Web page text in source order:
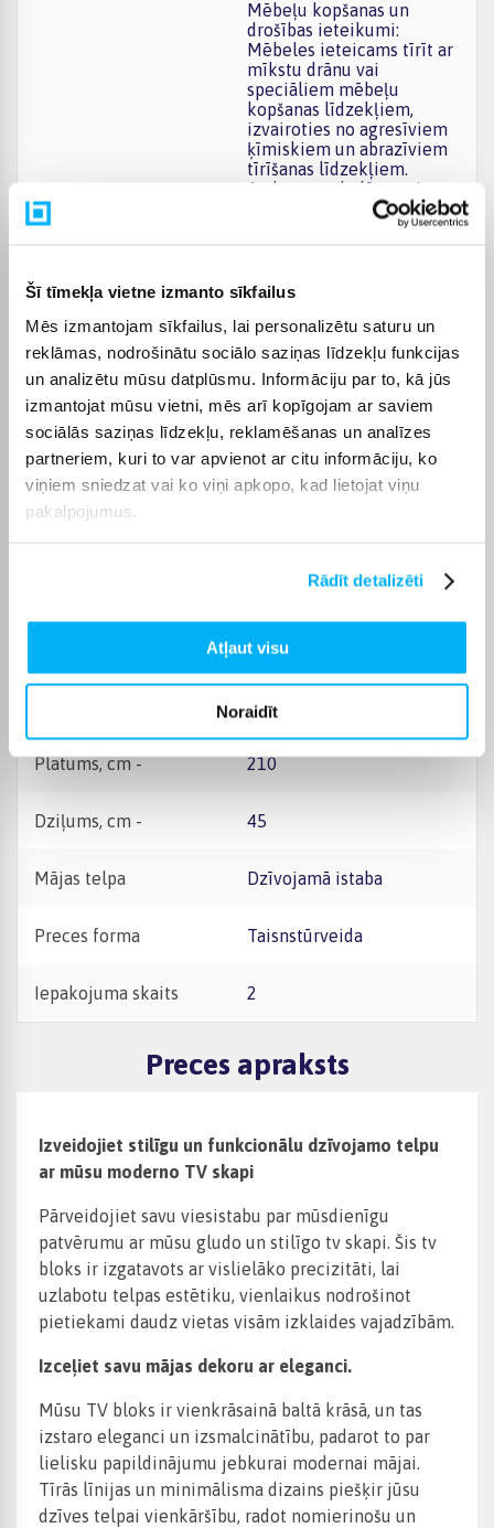
Šī tīmekļa vietne izmanto sīkfailus
Mēs izmantojam sīkfailus, lai personalizētu saturu un
reklāmas, nodrošinātu sociālo saziņas līdzekļu funkcijas
un analizētu mūsu datplūsmu. Informāciju par to, kā jūs
izmantojat mūsu vietni, mēs arī kopīgojam ar saviem
sociālās saziņas līdzekļu, reklamēšanas un analīzes
partneriem, kuri to var apvienot ar citu informāciju, ko
viņiem sniedzat vai ko viņi apkopo, kad lietojat viņu
pakalpojumus.
Rādīt detalizēti
Atļaut visu
Noraidīt
Svarīga informācija
Mēbeļu kopšanas un
drošības ieteikumi:
Mēbeles ieteicams tīrīt ar
mīkstu drānu vai
speciāliem mēbeļu
kopšanas līdzekļiem,
izvairoties no agresīviem
ķīmiskiem un abrazīviem
tīrīšanas līdzekļiem.
Auduma, gobelēna vai
ādas virsmas kopjiet tikai
ar maigiem polsterējuma
nebaliniet. Lai nodrošinātu
un stabilitāti, ieteicams
periodiski pārbaudīt
stiprinājumus un
nepieciešamības gadījumā
pievilkt savienojumus un
skrūves.
Mēbeļu krāsa
TV galds
Kokskaidu plātnes (MDF)
37
Platums, cm - 210
Dziļums, cm - 45
Mājas telpa Dzīvojamā istaba
Preces forma Taisnstūrveida
Iepakojuma skaits 2
Preces apraksts
Izveidojiet stilīgu un funkcionālu dzīvojamo telpu
ar mūsu moderno TV skapi
Pārveidojiet savu viesistabu par mūsdienīgu
patvērumu ar mūsu gludo un stilīgo tv skapi. Šis tv
bloks ir izgatavots ar vislielāko precizitāti, lai
uzlabotu telpas estētiku, vienlaikus nodrošinot
pietiekami daudz vietas visām izklaides vajadzībām.
Izceļiet savu mājas dekoru ar eleganci.
Mūsu TV bloks ir vienkrāsainā baltā krāsā, un tas
izstaro eleganci un izsmalcinātību, padarot to par
lielisku papildinājumu jebkurai modernai mājai.
Tīrās līnijas un minimālisma dizains piešķir jūsu
dzīves telpai vienkāršību, radot nomierinošu un